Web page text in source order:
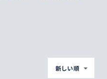
新しい順